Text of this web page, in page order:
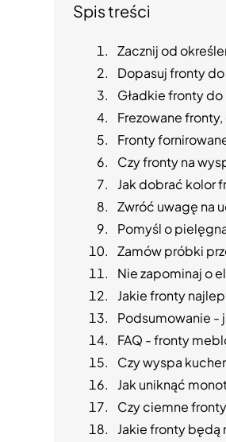
Spis treści
Zacznij od
Dopasuj fronty
Gładkie fronty
Frezowane
Fronty
Czy fronty na
Jak dobrać kolor
Zwróć uwagę na
Pomyśl o
Zamów próbki
Nie zapominaj o
Jakie fronty
Podsumowanie -
FAQ - fronty
Czy wyspa
Jak uniknąć
Czy ciemne
Jakie fronty będą